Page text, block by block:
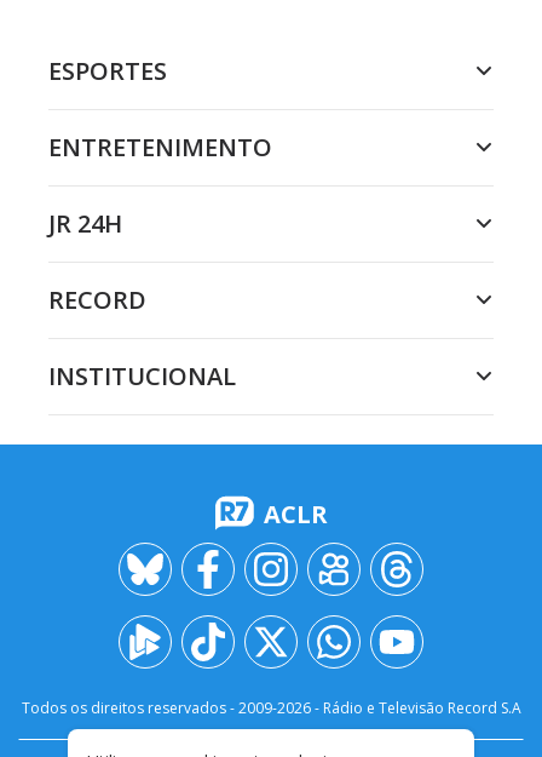
ESPORTES
ENTRETENIMENTO
JR 24H
RECORD
INSTITUCIONAL
ACLR
Todos os direitos reservados - 2009-2026- Rádio e Televisão Record S.A